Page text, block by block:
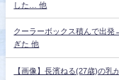
した… 他
クーラーボックス積んで出
ぎた 他
【画像】長濱ねる(27歳)の乳